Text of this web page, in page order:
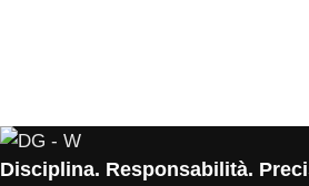
Disciplina. Responsabilità.